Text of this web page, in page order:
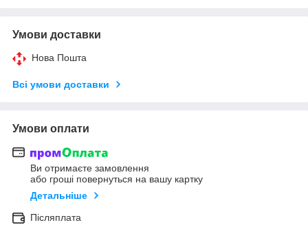
Умови доставки
Нова Пошта
Всі умови доставки
Умови оплати
Ви отримаєте замовлення
або гроші повернуться на вашу картку
Детальніше
Післяплата